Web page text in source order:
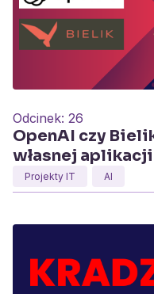
Odcinek: 26
OpenAI czy
własnej
Projekty IT AI